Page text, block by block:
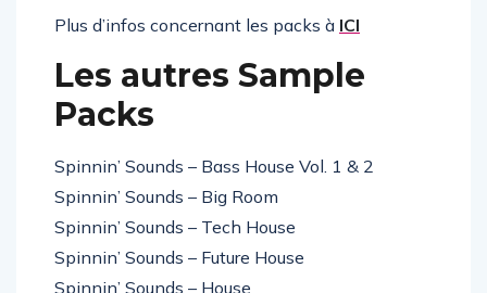
Les autres Sample
Packs
Spinnin’ Sounds – Bass House Vol. 1 & 2
Spinnin’ Sounds – Big Room
Spinnin’ Sounds – Tech House
Spinnin’ Sounds – Future House